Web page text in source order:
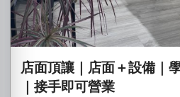
店面頂讓｜店面＋設備｜
｜接手即可營業